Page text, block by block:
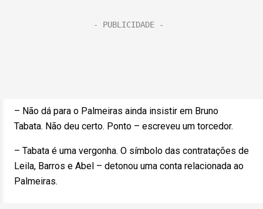
– Não dá para o Palmeiras ainda insistir em Bruno
Tabata. Não deu certo. Ponto – escreveu um torcedor.
– Tabata é uma vergonha. O símbolo das contratações de
Leila, Barros e Abel – detonou uma conta relacionada ao
Palmeiras.